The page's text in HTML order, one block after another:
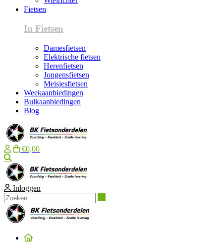
Fietsen
In Fietsen
Damesfietsen
Elektrische fietsen
Herenfietsen
Jongensfietsen
Meisjesfietsen
Weekaanbiedingen
Bulkaanbiedingen
Blog
€0,00
Inloggen